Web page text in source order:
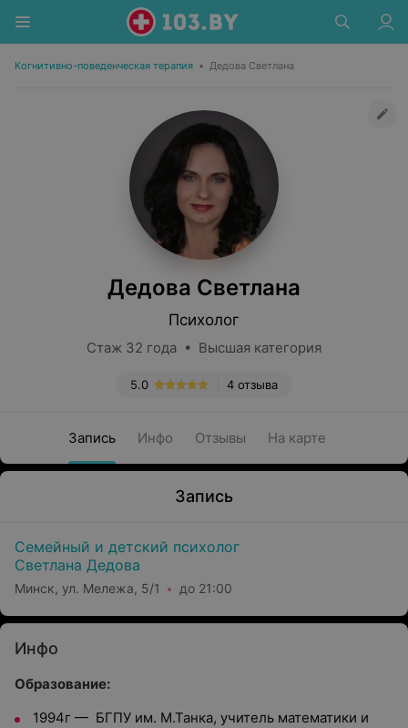
Когнитивно-поведенческая терапия • Дедова Светлана
Дедова Светлана
Психолог
Стаж 32 года • Высшая категория
4 отзыва
5.0
Запись Инфо Отзывы На карте
Запись
Семейный и детский психолог
Светлана Дедова
Минск, ул. Мележа, 5/1 до 21:00
Инфо
Образование:
1994г — БГПУ им. М.Танка, учитель математики и